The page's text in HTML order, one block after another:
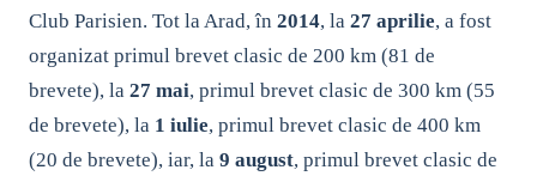
Club Parisien. Tot la Arad, în 2014, la 27 aprilie, a fost
organizat primul brevet clasic de 200 km (81 de
brevete), la 27 mai, primul brevet clasic de 300 km (55
de brevete), la 1 iulie, primul brevet clasic de 400 km
(20 de brevete), iar, la 9 august, primul brevet clasic de